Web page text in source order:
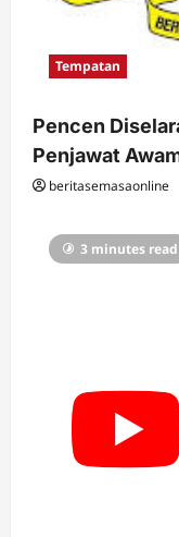
Tempatan
Pencen
Penjawat
beritasemasaonline
3 minutes read